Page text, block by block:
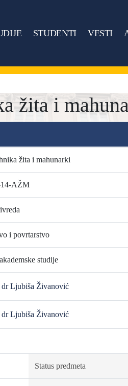
STUDENTI VESTI
žita i
žita i mahunarki
AŽM
i povrtarstvo
studije
Ljubiša Živanović
Ljubiša Živanović
Status predmeta